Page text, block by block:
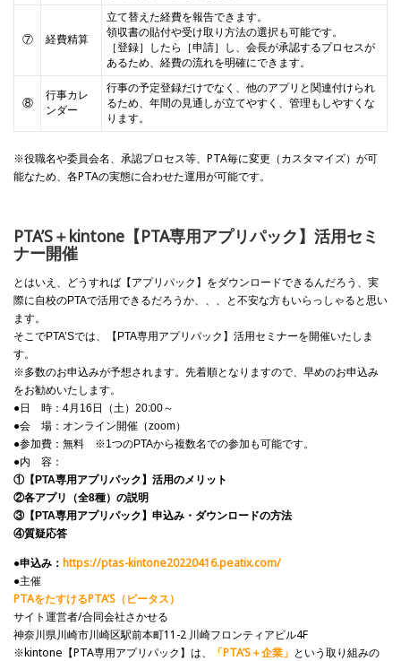
⑦ 経費精算
立て替えた経費を報告できます。
領収書の貼付や受け取り方法の選択も可能です。
［登録］したら［申請］し、会長が承認するプロセスが
あるため、経費の流れを明確にできます。
⑧
行事カレ
ンダー
行事の予定登録だけでなく、他のアプリと関連付けられ
るため、年間の見通しが立てやすく、管理もしやすくな
ります。
※役職名や委員会名、承認プロセス等、PTA毎に変更（カスタマイズ）が可
能なため、各PTAの実態に合わせた運用が可能です。
PTA’S＋kintone【PTA専用アプリパック】活用セミ
ナー開催
とはいえ、どうすれば【アプリパック】をダウンロードできるんだろう、実
際に自校のPTAで活用できるだろうか、、、と不安な方もいらっしゃると思い
ます。
そこでPTA’Sでは、【PTA専用アプリパック】活用セミナーを開催いたしま
す。
※多数のお申込みが予想されます。先着順となりますので、早めのお申込み
をお勧めいたします。
●日 時：4月16日（土）20:00～
●会 場：オンライン開催（zoom）
●参加費：無料 ※1つのPTAから複数名での参加も可能です。
●内 容：
①【PTA専用アプリパック】活用のメリット
②各アプリ（全8種）の説明
③【PTA専用アプリパック】申込み・ダウンロードの方法
④質疑応答
●申込み： https://ptas-kintone20220416.peatix.com/
●主催
PTAをたすけるPTA’S（ピータス）
サイト運営者/合同会社さかせる
神奈川県川崎市川崎区駅前本町11-2 川崎フロンティアビル4F
※kintone【PTA専用アプリパック】は、
「PTA’S＋企業」 という取り組みの